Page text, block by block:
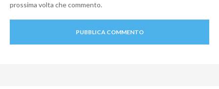
prossima volta che commento.